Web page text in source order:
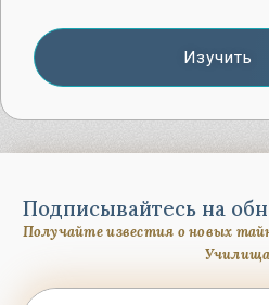
Изучить
Подписывайтесь на
Получайте известия о новых